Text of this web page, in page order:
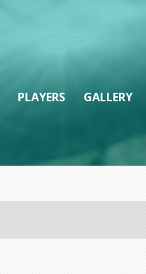
PLAYERS GALLERY